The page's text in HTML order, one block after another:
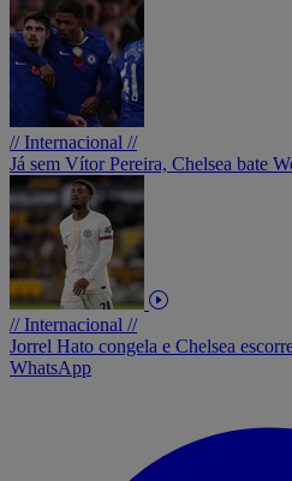
// Internacional //
Já sem Vítor Pereira, Chelsea bate
// Internacional //
Jorrel Hato congela e Chelsea
WhatsApp